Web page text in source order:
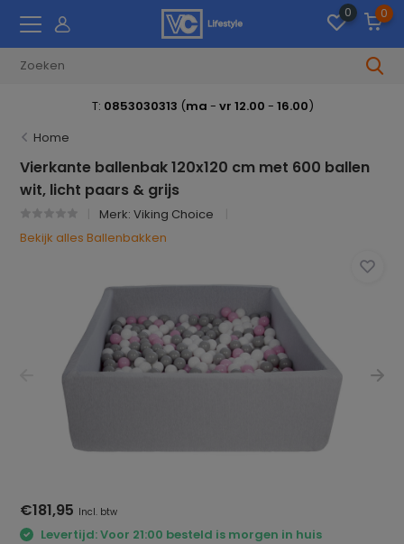
0 0
T: 0853030313 (ma - vr 12.00 - 16.00)
Home
Vierkante ballenbak 120x120 cm met 600 ballen
wit, licht paars & grijs
Merk:Viking Choice
Bekijk alles Ballenbakken
€181,95 Incl. btw
Levertijd: Voor 21:00 besteld is morgen in huis